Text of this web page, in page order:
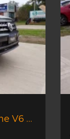
Volkswagen Amarok Highline V6 258cv